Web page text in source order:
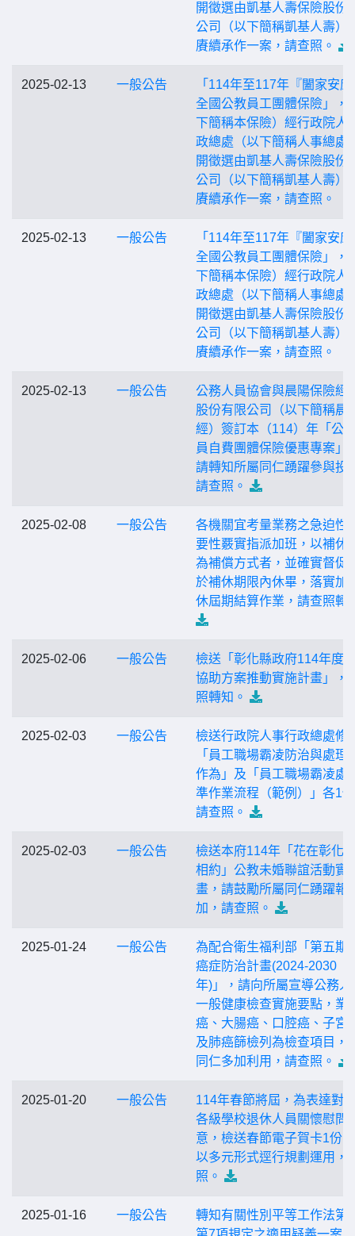
開徵選由凱基人壽保險股份
公司（以下簡稱凱基人壽）
賡續承作一案，請查照。
2025-02-13 一般公告
「114年至117年『闔家安
全國公教員工團體保險」，
下簡稱本保險）經行政院人
政總處（以下簡稱人事總處
開徵選由凱基人壽保險股份
公司（以下簡稱凱基人壽）
賡續承作一案，請查照。
2025-02-13 一般公告
「114年至117年『闔家安
全國公教員工團體保險」，
下簡稱本保險）經行政院人
政總處（以下簡稱人事總處
開徵選由凱基人壽保險股份
公司（以下簡稱凱基人壽）
賡續承作一案，請查照。
2025-02-13 一般公告
公務人員協會與晨陽保險經
股份有限公司（以下簡稱晨
經）簽訂本（114）年「公
員自費團體保險優惠專案」
請轉知所屬同仁踴躍參與投
請查照。
2025-02-08 一般公告
各機關宜考量業務之急迫性
要性覈實指派加班，以補休
為補償方式者，並確實督促
於補休期限內休畢，落實加
休屆期結算作業，請查照轉
2025-02-06 一般公告
檢送「彰化縣政府114年度
協助方案推動實施計畫」，
照轉知。
2025-02-03 一般公告
檢送行政院人事行政總處修
「員工職場霸凌防治與處理
作為」及「員工職場霸凌處
準作業流程（範例）」各1
請查照。
2025-02-03 一般公告
檢送本府114年「花在彰化·
相約」公教未婚聯誼活動實
畫，請鼓勵所屬同仁踴躍報
加，請查照。
2025-01-24 一般公告
為配合衛生福利部「第五期
癌症防治計畫(2024-2030
年)」，請向所屬宣導公務人
一般健康檢查實施要點，業
癌、大腸癌、口腔癌、子宮
及肺癌篩檢列為檢查項目，
同仁多加利用，請查照。
2025-01-20 一般公告
114年春節將屆，為表達對
各級學校退休人員關懷慰問
意，檢送春節電子賀卡1份
以多元形式逕行規劃運用，
照。
2025-01-16 一般公告
轉知有關性別平等工作法第